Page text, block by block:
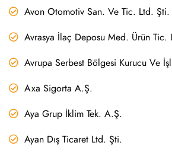
Avon Otomotiv San. Ve Tic. Ltd. Şti.
Avrasya İlaç Deposu Med. Ürün Tic.
Avrupa Serbest Bölgesi Kurucu Ve
Axa Sigorta A.Ş.
Aya Grup İklim Tek. A.Ş.
Ayan Dış Ticaret Ltd. Şti.